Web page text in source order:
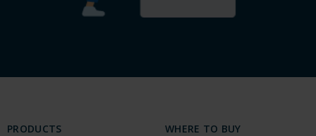
PRODUCTS WHERE TO BUY